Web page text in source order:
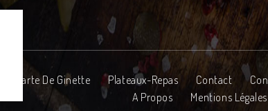
La Carte De Ginette Plateaux-Repas Contact
A Propos
Mentions Légales